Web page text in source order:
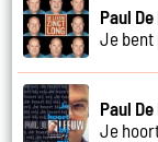
Paul
Je bent
Paul
Je